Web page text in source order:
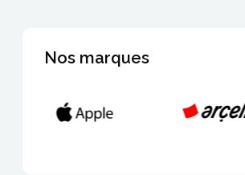
Nos marques